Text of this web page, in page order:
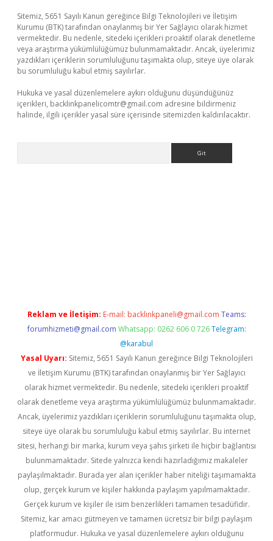
Sitemiz, 5651 Sayılı Kanun gereğince Bilgi Teknolojileri ve İletişim
Kurumu (BTK) tarafından onaylanmış bir Yer Sağlayıcı olarak hizmet
vermektedir. Bu nedenle, sitedeki içerikleri proaktif olarak denetleme
veya araştırma yükümlülüğümüz bulunmamaktadır. Ancak, üyelerimiz
yazdıkları içeriklerin sorumluluğunu taşımakta olup, siteye üye olarak
bu sorumluluğu kabul etmiş sayılırlar.
Hukuka ve yasal düzenlemelere aykırı olduğunu düşündüğünüz
içerikleri, backlinkpanelicomtr@gmail.com adresine bildirmeniz
halinde, ilgili içerikler yasal süre içerisinde sitemizden kaldırılacaktır.
Reklam ve İletişim: E-mail: backlinkpaneli@gmail.com Teams:
forumhizmeti@gmail.com Whatsapp: 0262 606 0 726 Telegram:
@karabul
Yasal Uyarı: Sitemiz, 5651 Sayılı Kanun gereğince Bilgi Teknolojileri
ve İletişim Kurumu (BTK) tarafından onaylanmış bir Yer Sağlayıcı
olarak hizmet vermektedir. Bu nedenle, sitedeki içerikleri proaktif
olarak denetleme veya araştırma yükümlülüğümüz bulunmamaktadır.
Ancak, üyelerimiz yazdıkları içeriklerin sorumluluğunu taşımakta olup,
siteye üye olarak bu sorumluluğu kabul etmiş sayılırlar. Bu internet
sitesi, herhangi bir marka, kurum veya şahıs şirketi ile hiçbir bağlantısı
bulunmamaktadır. Sitede yalnızca kendi hazırladığımız makaleler
paylaşılmaktadır. Burada yer alan içerikler haber niteliği taşımamakta
olup, gerçek kurum ve kişiler hakkında paylaşım yapılmamaktadır.
Gerçek kurum ve kişiler ile isim benzerlikleri tamamen tesadüfidir.
Sitemiz, kar amacı gütmeyen ve tamamen ücretsiz bir bilgi paylaşım
platformudur. Hukuka ve yasal düzenlemelere aykırı olduğunu